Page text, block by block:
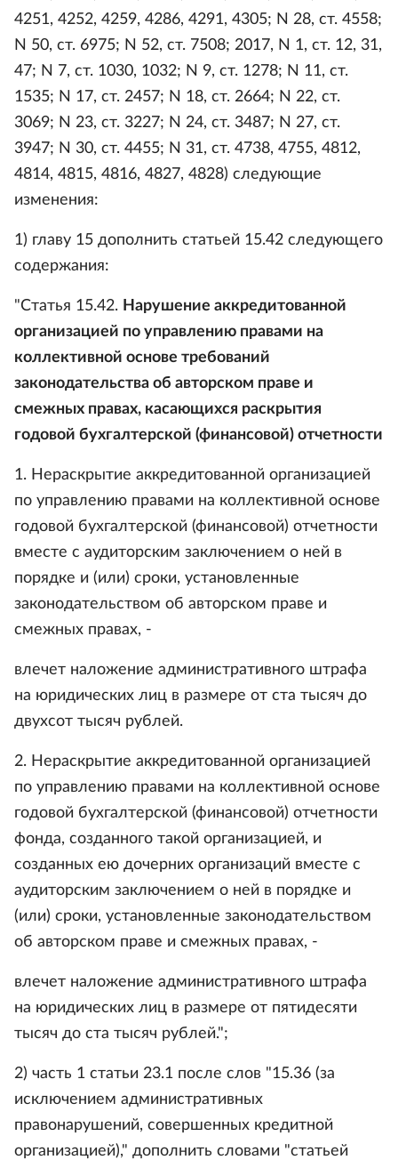
4251, 4252, 4259, 4286, 4291, 4305; N 28, ст. 4558;
N 50, ст. 6975; N 52, ст. 7508; 2017, N 1, ст. 12, 31,
47; N 7, ст. 1030, 1032; N 9, ст. 1278; N 11, ст.
1535; N 17, ст. 2457; N 18, ст. 2664; N 22, ст.
3069; N 23, ст. 3227; N 24, ст. 3487; N 27, ст.
3947; N 30, ст. 4455; N 31, ст. 4738, 4755, 4812,
4814, 4815, 4816, 4827, 4828) следующие
изменения:
1) главу 15 дополнить статьей 15.42 следующего
содержания:
"Статья 15.42. Нарушение аккредитованной
организацией по управлению правами на
коллективной основе требований
законодательства об авторском праве и
смежных правах, касающихся раскрытия
годовой бухгалтерской (финансовой) отчетности
1. Нераскрытие аккредитованной организацией
по управлению правами на коллективной основе
годовой бухгалтерской (финансовой) отчетности
вместе с аудиторским заключением о ней в
порядке и (или) сроки, установленные
законодательством об авторском праве и
смежных правах, -
влечет наложение административного штрафа
на юридических лиц в размере от ста тысяч до
двухсот тысяч рублей.
2. Нераскрытие аккредитованной организацией
по управлению правами на коллективной основе
годовой бухгалтерской (финансовой) отчетности
фонда, созданного такой организацией, и
созданных ею дочерних организаций вместе с
аудиторским заключением о ней в порядке и
(или) сроки, установленные законодательством
об авторском праве и смежных правах, -
влечет наложение административного штрафа
на юридических лиц в размере от пятидесяти
тысяч до ста тысяч рублей.";
2) часть 1 статьи 23.1 после слов "15.36 (за
исключением административных
правонарушений, совершенных кредитной
организацией)," дополнить словами "статьей